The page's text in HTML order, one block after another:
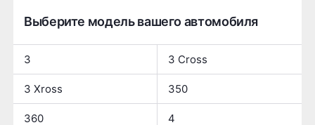
Выберите модель вашего автомобиля
3 3 Cross
3 Xross 350
360 4